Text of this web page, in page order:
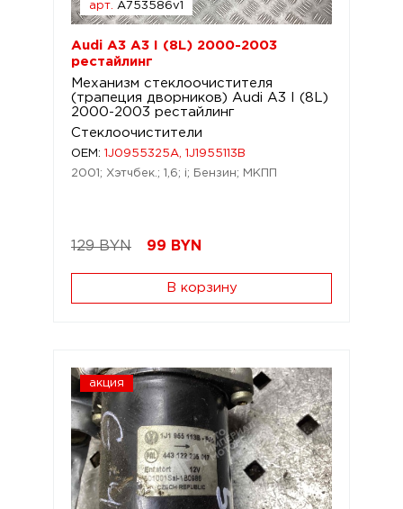
арт. A753586v1
Audi A3 A3 I (8L) 2000-2003
рестайлинг
Механизм стеклоочистителя
(трапеция дворников) Audi A3 I (8L)
2000-2003 рестайлинг
Стеклоочистители
OEM: 1J0955325A, 1J1955113B
2001; Хэтчбек.; 1,6; i; Бензин; МКПП
129 BYN 99 BYN
В корзину
акция